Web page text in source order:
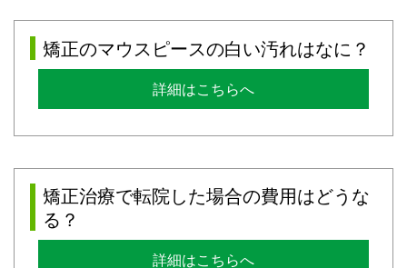
矯正のマウスピースの白い汚れはなに？
詳細はこちらへ
矯正治療で転院した場合の費用はどうな
る？
詳細はこちらへ